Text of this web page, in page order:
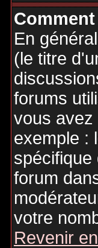
En
(le titre
forums
vous avez
exemple :
spécifique
forum
votre
Revenir